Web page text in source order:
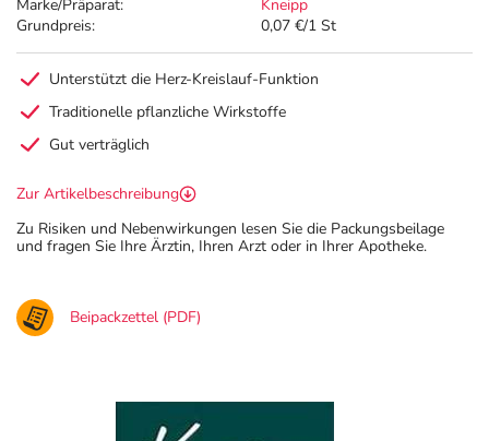
Marke/Präparat:
Kneipp
Grundpreis:
0,07 €/1 St
Unterstützt die Herz-Kreislauf-Funktion
Traditionelle pflanzliche Wirkstoffe
Gut verträglich
Zur Artikelbeschreibung
Zu Risiken und Nebenwirkungen lesen Sie die Packungsbeilage
und fragen Sie Ihre Ärztin, Ihren Arzt oder in Ihrer Apotheke.
Beipackzettel (PDF)